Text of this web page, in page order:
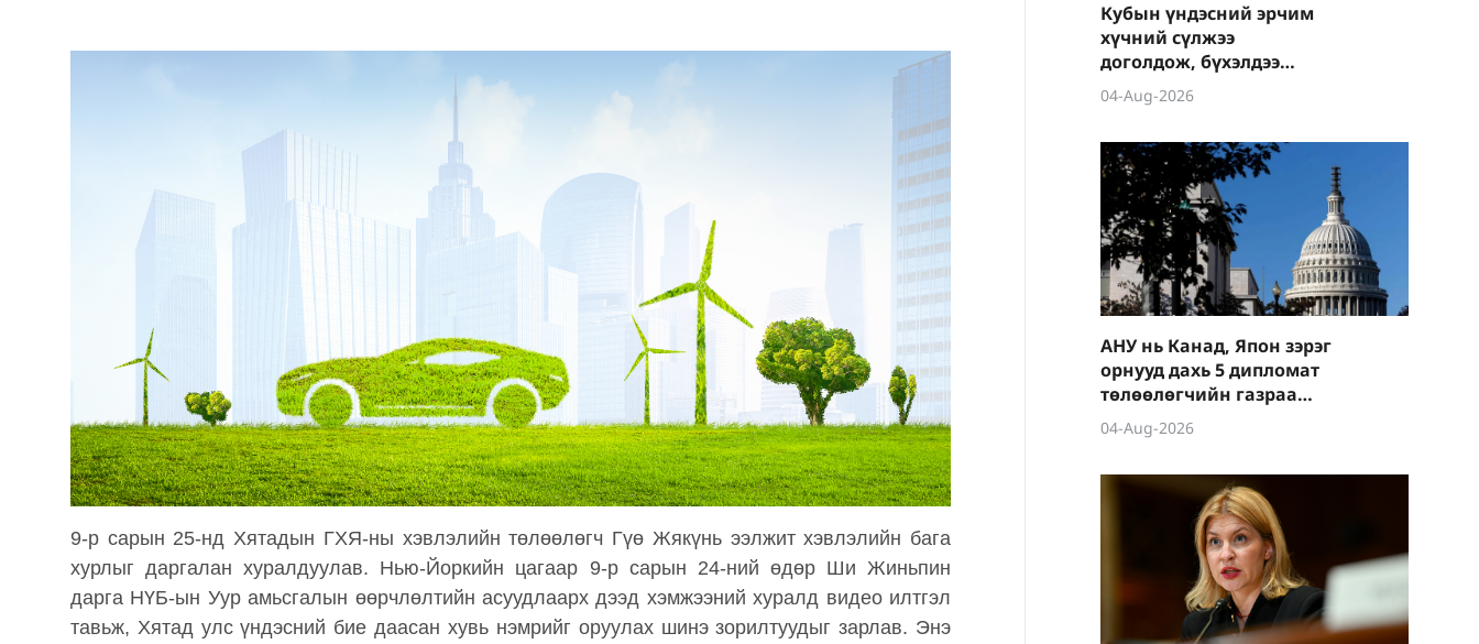
9-р сарын 25-нд Хятадын ГХЯ-ны хэвлэлийн төлөөлөгч Гүө Жякүнь ээлжит хэвлэлийн бага
хурлыг даргалан хуралдуулав. Нью-Йоркийн цагаар 9-р сарын 24-ний өдөр Ши Жиньпин
дарга НҮБ-ын Уур амьсгалын өөрчлөлтийн асуудлаарх дээд хэмжээний хуралд видео илтгэл
тавьж, Хятад улс үндэсний бие даасан хувь нэмрийг оруулах шинэ зорилтуудыг зарлав. Энэ
Кубын үндэсний эрчим
хүчний сүлжээ
доголдож, бүхэлдээ
тасарчээ
04-Aug-2026
АНУ нь Канад, Япон зэрэг
орнууд дахь 5 дипломат
төлөөлөгчийн газраа
хаахаар төлөвлөж
байна
04-Aug-2026